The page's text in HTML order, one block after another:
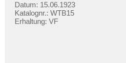
Datum: 15.06.1923
Katalognr.: WTB15
Erhaltung: VF